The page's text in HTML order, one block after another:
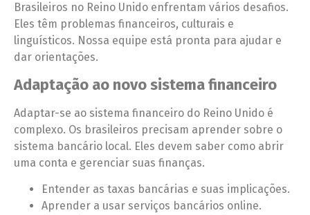
Brasileiros no Reino Unido enfrentam vários desafios.
Eles têm problemas financeiros, culturais e
linguísticos. Nossa equipe está pronta para ajudar e
dar orientações.
Adaptação ao novo sistema financeiro
Adaptar-se ao sistema financeiro do Reino Unido é
complexo. Os brasileiros precisam aprender sobre o
sistema bancário local. Eles devem saber como abrir
uma conta e gerenciar suas finanças.
Entender as taxas bancárias e suas implicações.
Aprender a usar serviços bancários online.